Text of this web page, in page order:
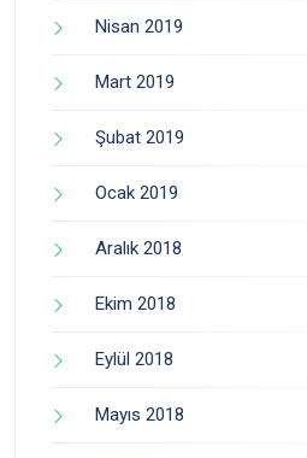
Nisan 2019
Mart 2019
Şubat 2019
Ocak 2019
Aralık 2018
Ekim 2018
Eylül 2018
Mayıs 2018